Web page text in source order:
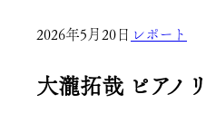
2026年5月20日 レポート
大瀧拓哉 ピアノ